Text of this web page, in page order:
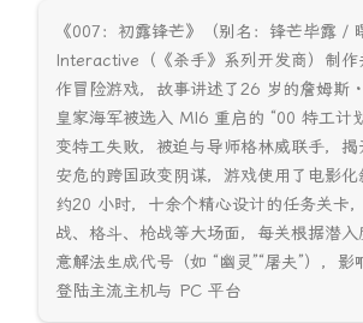
《007：初露锋芒》（别名：锋芒毕露 /
Interactive（《杀手》系列开发商）制作
作冒险游戏，故事讲述了26 岁的詹姆斯
皇家海军被选入 MI6 重启的 “00 特工计
变特工失败，被迫与导师格林威联手，
安危的跨国政变阴谋，游戏使用了电影
约20 小时，十余个精心设计的任务关卡
战、格斗、枪战等大场面，每关根据潜入
意解法生成代号（如 “幽灵”“屠夫”），影
登陆主流主机与 PC 平台